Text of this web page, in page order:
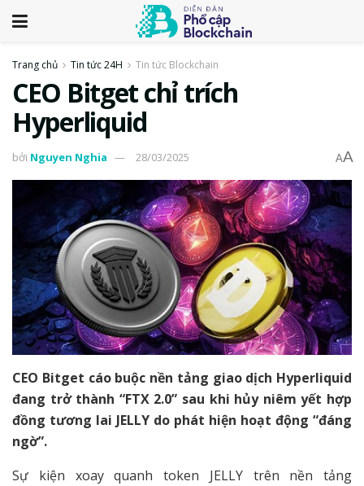
Trang chủ Tin tức 24H Tin tức Blockchain
CEO Bitget chỉ trích
Hyperliquid
bởi Nguyen Nghia 28/03/2025 AA
CEO Bitget cáo buộc nền tảng giao dịch Hyperliquid
đang trở thành “FTX 2.0” sau khi hủy niêm yết hợp
đồng tương lai JELLY do phát hiện hoạt động “đáng
ngờ”.
Sự kiện xoay quanh token JELLY trên nền tảng